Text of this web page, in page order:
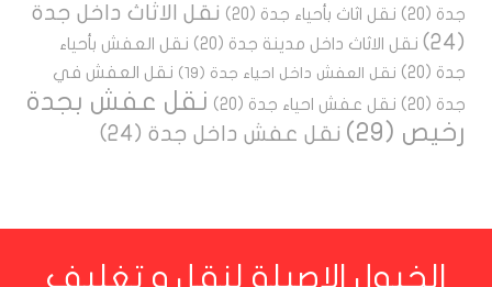
جدة (20) نقل اثاث بأحياء جدة (20)
نقل الاثاث داخل جدة
(24)
نقل الاثاث داخل مدينة جدة (20)
نقل العفش بأحياء
جدة (20) نقل العفش داخل احياء جدة (19)
نقل العفش في
جدة (20) نقل عفش احياء جدة (20)
نقل عفش بجدة
رخيص (29) نقل عفش داخل جدة (24)
الخيول الاصيلة لنقل و تغليف